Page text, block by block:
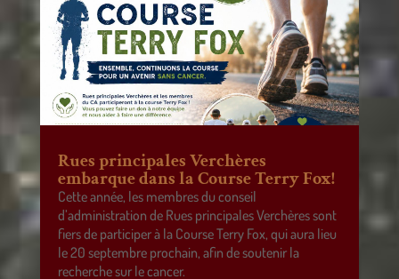
Rues principales Verchères
embarque dans la Course Terry Fox!
Cette année, les membres du conseil
d’administration de Rues principales Verchères sont
fiers de participer à la Course Terry Fox, qui aura lieu
le 20 septembre prochain, afin de soutenir la
recherche sur le cancer.